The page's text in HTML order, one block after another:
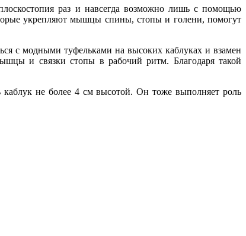
раз и навсегда возможно лишь с помощью
укрепляют мышцы спины, стопы и голени, помогут
с модными туфельками на высоких каблуках и взамен
и связки стопы в рабочий ритм. Благодаря такой
каблук не более 4 см высотой. Он тоже выполняет роль